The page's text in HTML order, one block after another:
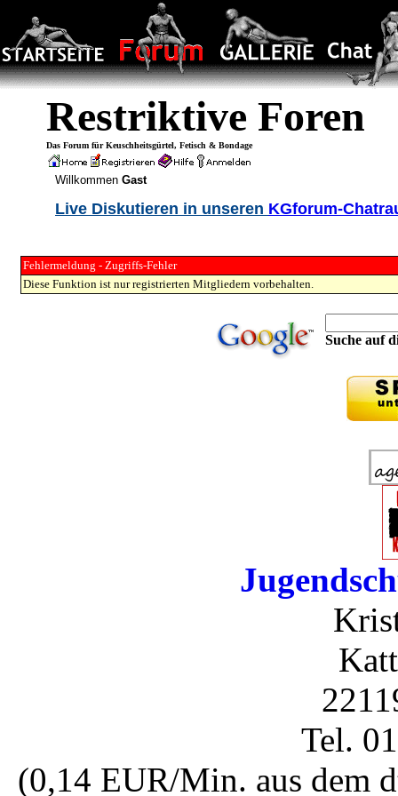
Restriktive Foren
Das Forum für Keuschheitsgürtel, Fetisch & Bondage
Willkommen Gast
Live Diskutieren in unseren KGforum-
Fehlermeldung - Zugriffs-Fehler
Diese Funktion ist nur registrierten Mitgliedern vorbehalten.
Suche auf
Tel.
(0,14 EUR/Min. aus dem